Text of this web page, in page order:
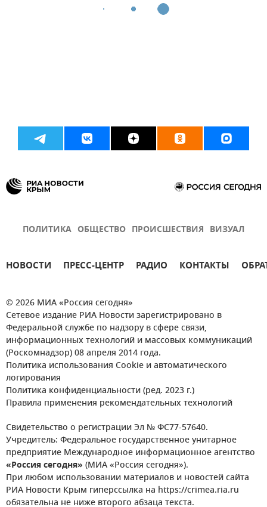
ПОЛИТИКА ОБЩЕСТВО ПРОИСШЕСТВИЯ ВИЗУАЛ
НОВОСТИ ПРЕСС-ЦЕНТР РАДИО КОНТАКТЫ
© 2026 МИА «Россия сегодня»
Сетевое издание РИА Новости зарегистрировано в
Федеральной службе по надзору в сфере связи,
информационных технологий и массовых коммуникаций
(Роскомнадзор) 08 апреля 2014 года.
Политика использования Cookie и автоматического
логирования
Политика конфиденциальности (ред. 2023 г.)
Правила применения рекомендательных технологий
Свидетельство о регистрации Эл № ФС77-57640.
Учредитель: Федеральное государственное унитарное
предприятие Международное информационное агентство
«Россия сегодня» (МИА «Россия сегодня»).
При любом использовании материалов и новостей сайта
РИА Новости Крым гиперссылка на https://crimea.ria.ru
обязательна не ниже второго абзаца текста.